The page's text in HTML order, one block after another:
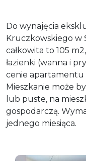
Do wynajęcia
Kruczkowskiego w
całkowita to 105
łazienki (wanna i
cenie apartamentu
Mieszkanie może
lub puste, na
gospodarczą.
jednego miesiąca.